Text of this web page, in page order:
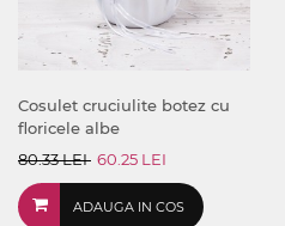
Cosulet cruciulite botez cu
floricele albe
80.33 LEI 60.25 LEI
ADAUGA IN COS